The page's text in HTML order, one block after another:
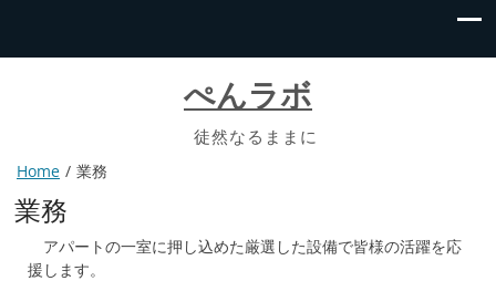
ぺんラボ
徒然なるままに
Home 業務
業務
アパートの一室に押し込めた厳選した設備で皆様の活躍を応
援します。